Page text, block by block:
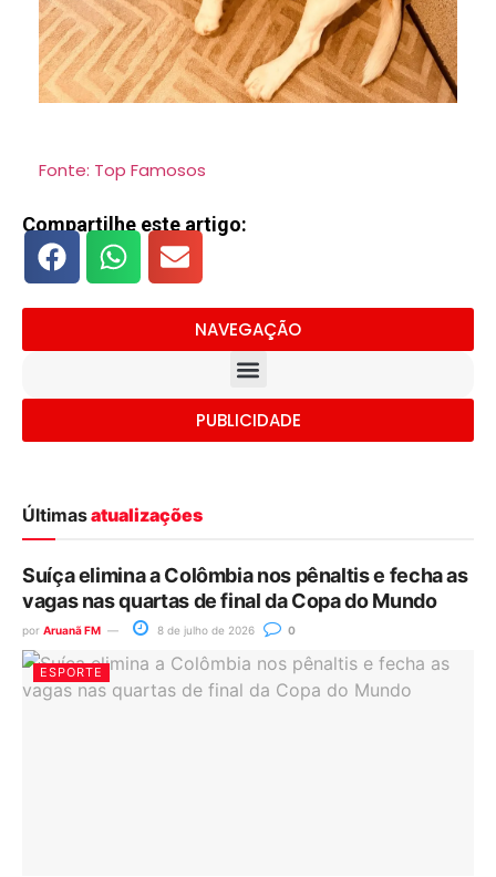
Fonte: Top Famosos
Compartilhe este artigo:
NAVEGAÇÃO
PUBLICIDADE
Últimasatualizações
Suíça elimina a Colômbia nos pênaltis e fecha as
vagas nas quartas de final da Copa do Mundo
por Aruanã FM 8 de julho de 2026 0
ESPORTE